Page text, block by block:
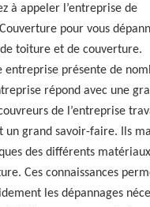
à appeler l’entreprise de
pour vous
toiture et de couverture.
entreprise présente de
répond avec une
de l’entreprise
un grand savoir-faire. Ils
des différents
Ces connaissances
les dépannages